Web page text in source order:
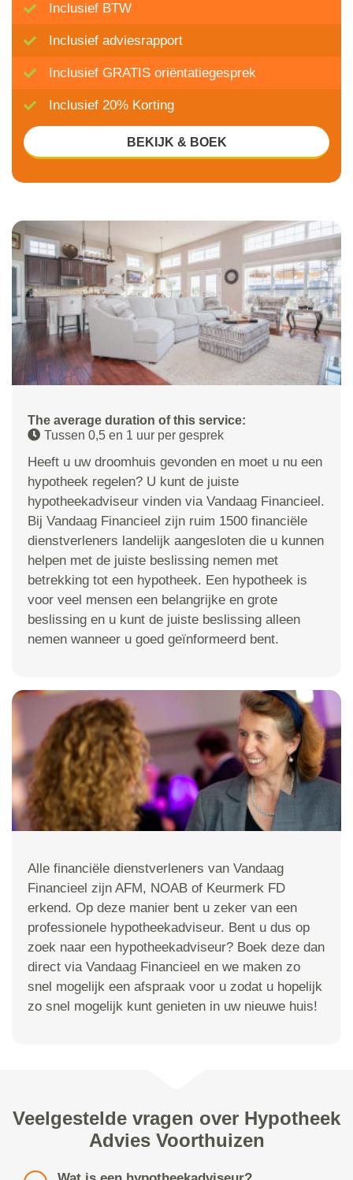
The average duration of this service:
Tussen 0,5 en 1 uur per gesprek
Heeft u uw droomhuis gevonden en moet u nu een
hypotheek regelen? U kunt de juiste
hypotheekadviseur vinden via Vandaag Financieel.
Bij Vandaag Financieel zijn ruim 1500 financiële
dienstverleners landelijk aangesloten die u kunnen
helpen met de juiste beslissing nemen met
betrekking tot een hypotheek. Een hypotheek is
voor veel mensen een belangrijke en grote
beslissing en u kunt de juiste beslissing alleen
nemen wanneer u goed geïnformeerd bent.
Inclusief BTW
Inclusief adviesrapport
Inclusief GRATIS oriëntatiegesprek
Inclusief 20% Korting
BEKIJK & BOEK
Alle financiële dienstverleners van Vandaag
Financieel zijn AFM, NOAB of Keurmerk FD
erkend. Op deze manier bent u zeker van een
professionele hypotheekadviseur. Bent u dus op
zoek naar een hypotheekadviseur? Boek deze dan
direct via Vandaag Financieel en we maken zo
snel mogelijk een afspraak voor u zodat u hopelijk
zo snel mogelijk kunt genieten in uw nieuwe huis!
Veelgestelde vragen over Hypotheek
Advies Voorthuizen